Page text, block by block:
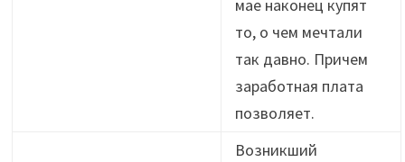
мае наконец купят
то, о чем мечтали
так давно. Причем
заработная плата
позволяет.
Возникший